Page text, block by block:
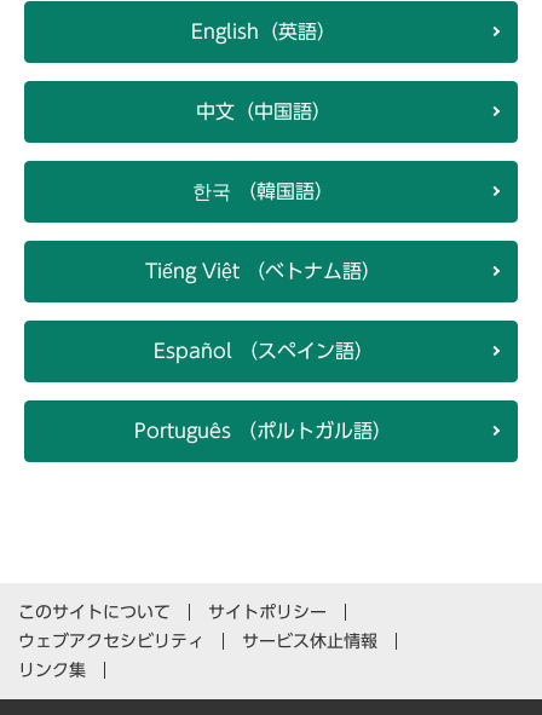
English（英語）
中文（中国語）
한국 （韓国語）
Tiếng Việt （ベトナム語）
Español （スペイン語）
Português （ポルトガル語）
このサイトについて
サイトポリシー
ウェブアクセシビリティ
サービス休止情報
リンク集